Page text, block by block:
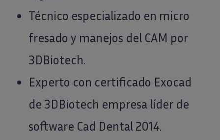
Técnico especializado en micro
fresado y manejos del CAM por
3DBiotech.
Experto con certificado Exocad
de 3DBiotech empresa líder de
software Cad Dental 2014.